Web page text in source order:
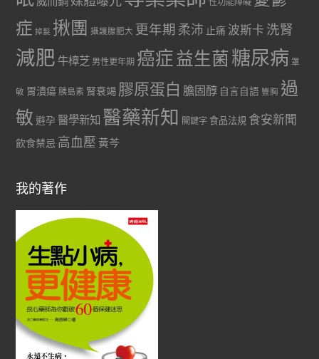
症 掉髮 揪團 攝護腺肥大 更年期 柔沛 止痛 波斯卡 洗腎
減肥 牛樟芝 男性更年期 癌症益生菌 糖尿病 罩
敏 胃潰瘍 胰島素 腎衰竭 膠原蛋白 膽固醇 自言自語 豐胸 過
敏 避孕 醫學新知 醫藥新知 關鍵字 食品法規 食安新聞
飲食禁忌 高血壓 黃芩
我的著作